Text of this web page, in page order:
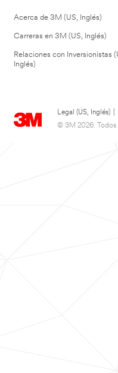
Acerca de 3M (US, Inglés)
Carreras en 3M (US, Inglés)
Relaciones con Inversionistas
Inglés)
Legal (US, Inglés)
© 3M 2026. Todos